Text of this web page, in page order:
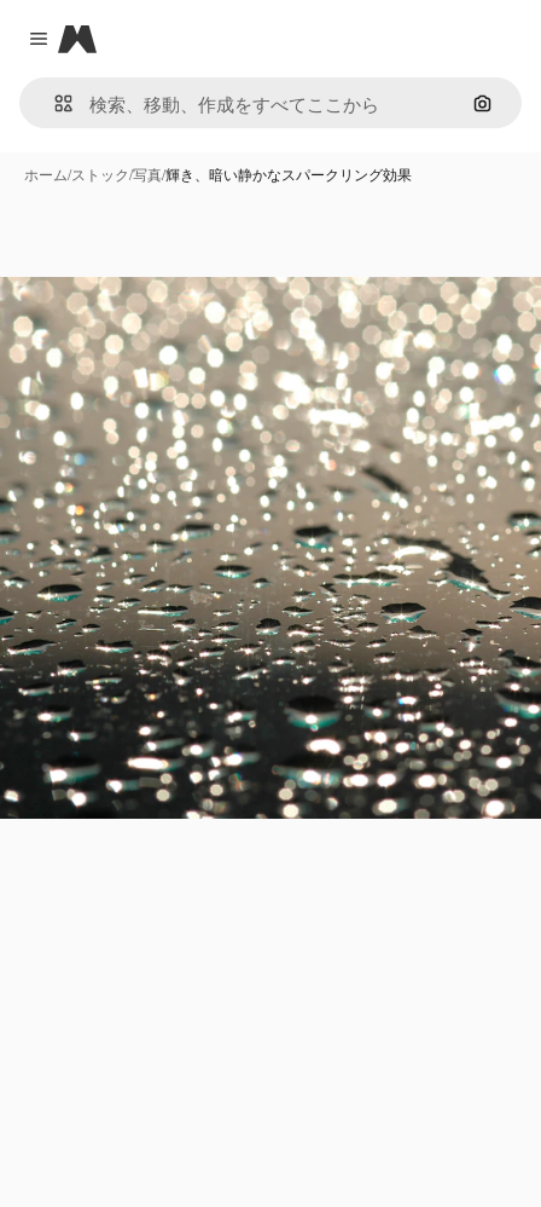
Close menu
Magnific
画像で
ホーム/ストック/写真/輝き、暗い静かなスパークリング効果